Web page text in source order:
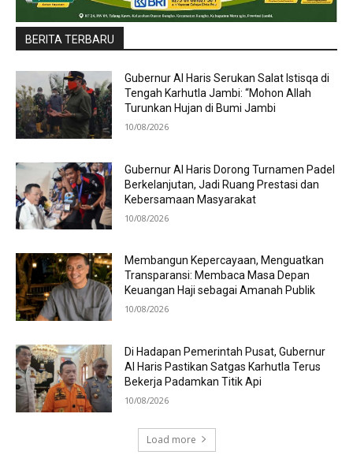
BERITA TERBARU
Gubernur Al Haris Serukan Salat Istisqa di
Tengah Karhutla Jambi: “Mohon Allah
Turunkan Hujan di Bumi Jambi
10/08/2026
Gubernur Al Haris Dorong Turnamen Padel
Berkelanjutan, Jadi Ruang Prestasi dan
Kebersamaan Masyarakat
10/08/2026
Membangun Kepercayaan, Menguatkan
Transparansi: Membaca Masa Depan
Keuangan Haji sebagai Amanah Publik
10/08/2026
Di Hadapan Pemerintah Pusat, Gubernur
Al Haris Pastikan Satgas Karhutla Terus
Bekerja Padamkan Titik Api
10/08/2026
Load more